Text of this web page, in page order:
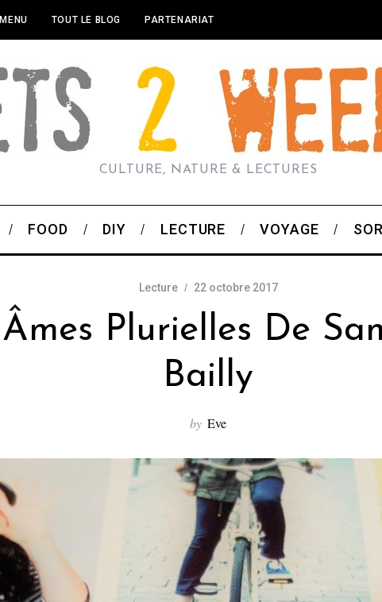
MENU TOUT LE BLOG PARTENARIAT
CULTURE, NATURE & LECTURES
FOOD DIY LECTURE VOYAGE
Lecture 22 octobre 2017
Plurielles De
Bailly
by Eve